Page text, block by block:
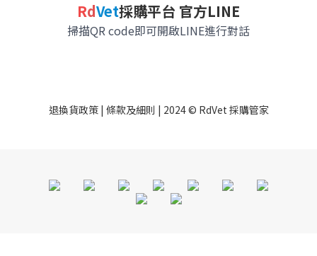
RdVet採購平台 官方LINE
掃描QR code即可開啟LINE進行對話
退換貨政策| 條款及細則 | 2024 © RdVet 採購管家